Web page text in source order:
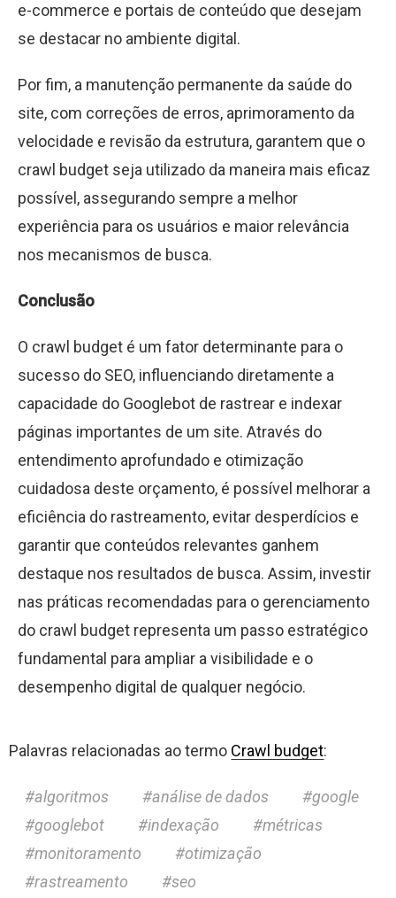
e-commerce e portais de conteúdo que desejam
se destacar no ambiente digital.
Por fim, a manutenção permanente da saúde do
site, com correções de erros, aprimoramento da
velocidade e revisão da estrutura, garantem que o
crawl budget seja utilizado da maneira mais eficaz
possível, assegurando sempre a melhor
experiência para os usuários e maior relevância
nos mecanismos de busca.
Conclusão
O crawl budget é um fator determinante para o
sucesso do SEO, influenciando diretamente a
capacidade do Googlebot de rastrear e indexar
páginas importantes de um site. Através do
entendimento aprofundado e otimização
cuidadosa deste orçamento, é possível melhorar a
eficiência do rastreamento, evitar desperdícios e
garantir que conteúdos relevantes ganhem
destaque nos resultados de busca. Assim, investir
nas práticas recomendadas para o gerenciamento
do crawl budget representa um passo estratégico
fundamental para ampliar a visibilidade e o
desempenho digital de qualquer negócio.
Palavras relacionadas ao termo Crawl budget:
algoritmos análise de dados
google
googlebot
indexação
métricas
monitoramento
otimização
rastreamento
seo